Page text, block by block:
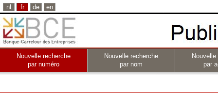
nl fr de en
Nouvelle recherche
par numéro
Nouvelle recherche
par nom
par